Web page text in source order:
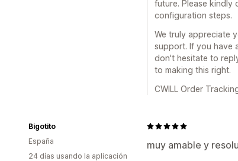
future. Please kindly
configuration steps.
We truly appreciate
support. If you have
don't hesitate to
to making this right.
CWILL Order
muy amable y
Bigotito
España
24 días usando la aplicación